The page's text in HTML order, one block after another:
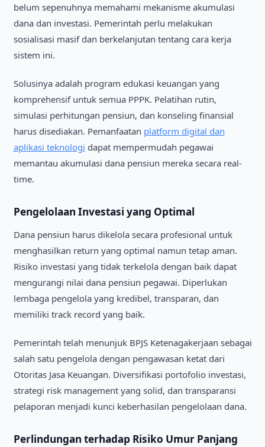
belum sepenuhnya memahami mekanisme akumulasi
dana dan investasi. Pemerintah perlu melakukan
sosialisasi masif dan berkelanjutan tentang cara kerja
sistem ini.
Solusinya adalah program edukasi keuangan yang
komprehensif untuk semua PPPK. Pelatihan rutin,
simulasi perhitungan pensiun, dan konseling finansial
harus disediakan. Pemanfaatan platform digital dan
aplikasi teknologi dapat mempermudah pegawai
memantau akumulasi dana pensiun mereka secara real-
time.
Pengelolaan Investasi yang Optimal
Dana pensiun harus dikelola secara profesional untuk
menghasilkan return yang optimal namun tetap aman.
Risiko investasi yang tidak terkelola dengan baik dapat
mengurangi nilai dana pensiun pegawai. Diperlukan
lembaga pengelola yang kredibel, transparan, dan
memiliki track record yang baik.
Pemerintah telah menunjuk BPJS Ketenagakerjaan sebagai
salah satu pengelola dengan pengawasan ketat dari
Otoritas Jasa Keuangan. Diversifikasi portofolio investasi,
strategi risk management yang solid, dan transparansi
pelaporan menjadi kunci keberhasilan pengelolaan dana.
Perlindungan terhadap Risiko Umur Panjang